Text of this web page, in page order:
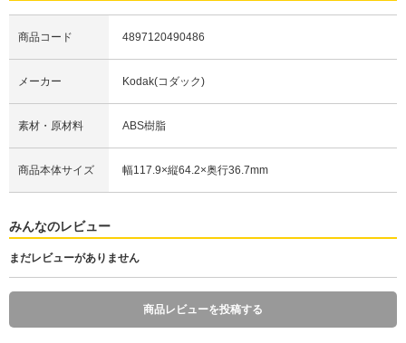
商品コード 4897120490486
メーカー Kodak(コダック)
素材・原材料 ABS樹脂
商品本体サイズ 幅117.9×縦64.2×奥行36.7mm
みんなのレビュー
まだレビューがありません
商品レビューを投稿する